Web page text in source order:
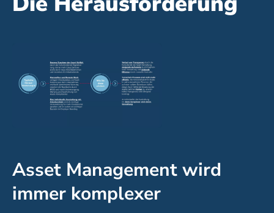
Asset Management wird
immer komplexer